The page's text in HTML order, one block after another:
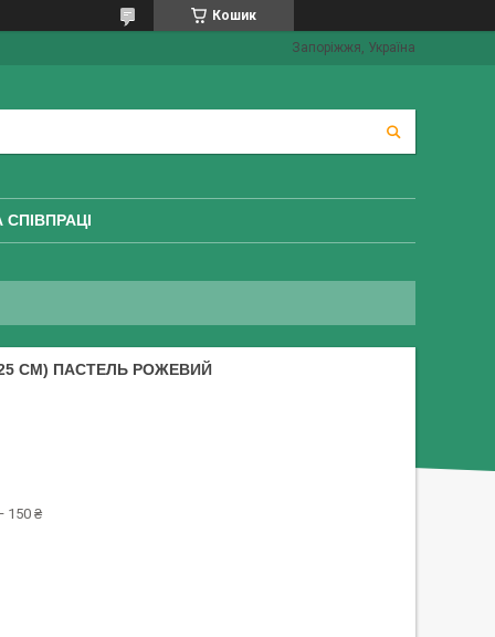
Кошик
Запоріжжя, Україна
СМ) ПАСТЕЛЬ РОЖЕВИЙ
150 ₴